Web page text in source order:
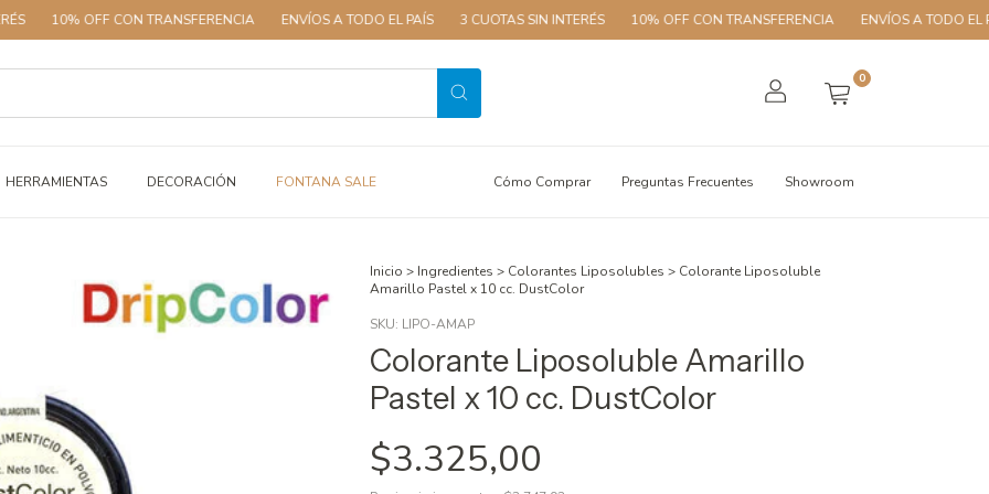
10% OFF CON TRANSFERENCIA ENVÍOS A TODO EL PAÍS 3 CUOTAS SIN INTERÉS 10% OFF CON TRANSFERENCIA ENVÍOS A TODO EL PAÍS
0
HERRAMIENTAS DECORACIÓN FONTANA SALE Cómo Comprar Preguntas Frecuentes Showroom
Inicio > Ingredientes > Colorantes Liposolubles > Colorante Liposoluble
Amarillo Pastel x 10 cc. DustColor
SKU: LIPO-AMAP
Colorante Liposoluble Amarillo
Pastel x 10 cc. DustColor
$3.325,00